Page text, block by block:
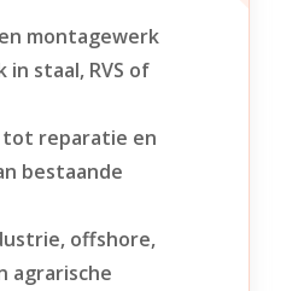
montagewerk
staal, RVS of
tot reparatie en
bestaande
offshore,
agrarische